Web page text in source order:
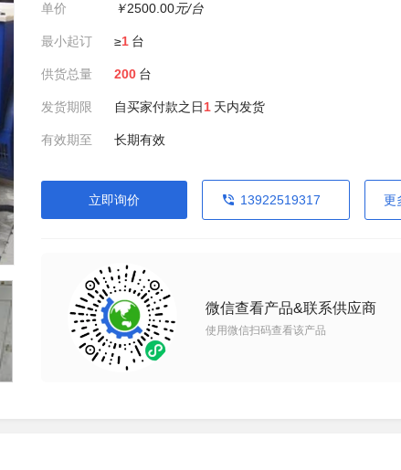
单价 ￥2500.00元/台
最小起订 ≥1 台
供货总量 200 台
发货期限 自买家付款之日1 天内发货
有效期至 长期有效
立即询价 13922519317 更
微信查看产品&联系供应商
使用微信扫码查看该产品